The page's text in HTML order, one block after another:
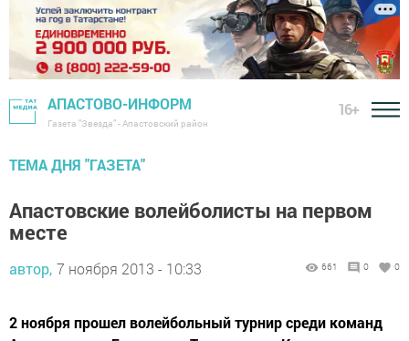
АПАСТОВО-ИНФОРМ
Газета "Звезда" - Апастовский район
16+
ТЕМА ДНЯ "ГАЗЕТА"
Апастовские волейболисты на первом
месте
автор, 7 ноября 2013 - 10:33 661 0 0
2 ноября прошел волейбольный турнир среди команд